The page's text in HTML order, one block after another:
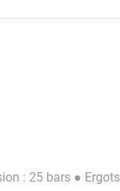
: 25 bars ●